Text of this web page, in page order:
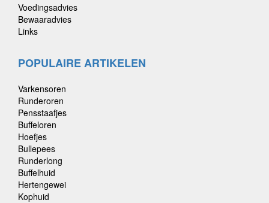
Voedingsadvies
Bewaaradvies
Links
POPULAIRE ARTIKELEN
Varkensoren
Runderoren
Pensstaafjes
Buffeloren
Hoefjes
Bullepees
Runderlong
Buffelhuid
Hertengewei
Kophuid